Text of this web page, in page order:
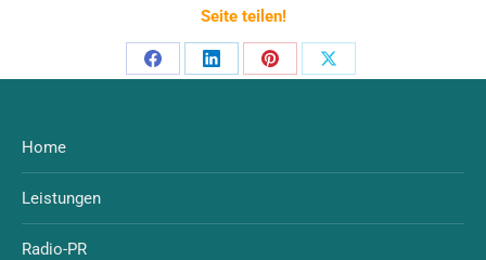
Seite teilen!
Home
Leistungen
Radio-PR